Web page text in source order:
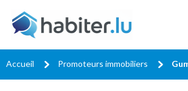
Accueil Promoteurs immobiliers